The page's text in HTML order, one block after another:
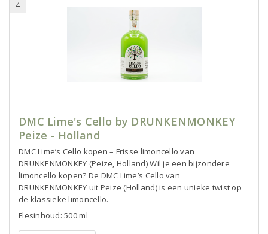
4
DMC Lime's Cello by DRUNKENMONKEY
Peize - Holland
DMC Lime’s Cello kopen – Frisse limoncello van
DRUNKENMONKEY (Peize, Holland) Wil je een bijzondere
limoncello kopen? De DMC Lime’s Cello van
DRUNKENMONKEY uit Peize (Holland) is een unieke twist op
de klassieke limoncello.
Flesinhoud: 500 ml